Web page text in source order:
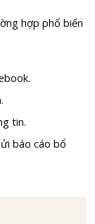
hợp phổ biến
tin.
báo cáo bổ